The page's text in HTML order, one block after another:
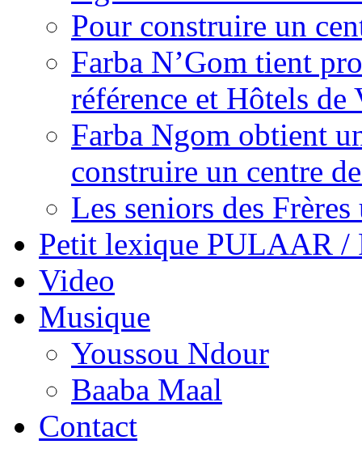
Pour construire un
Farba N’Gom tient
référence et Hôtels
Farba Ngom obtient
construire un centre
Les seniors des Frères
Petit lexique PULAAR
Video
Musique
Youssou Ndour
Baaba Maal
Contact